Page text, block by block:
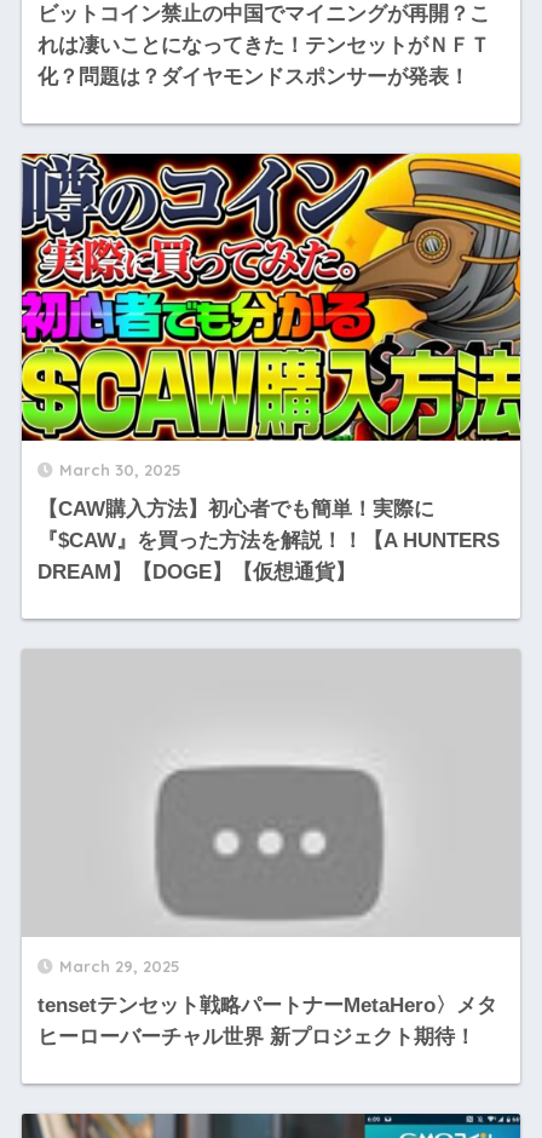
ビットコイン禁止の中国でマイニングが再開？こ
れは凄いことになってきた！テンセットがＮＦＴ
化？問題は？ダイヤモンドスポンサーが発表！
March 30, 2025
【CAW購入方法】初心者でも簡単！実際に
『$CAW』を買った方法を解説！！【A HUNTERS
DREAM】【DOGE】【仮想通貨】
March 29, 2025
tensetテンセット戦略パートナーMetaHero〉メタ
ヒーローバーチャル世界 新プロジェクト期待！